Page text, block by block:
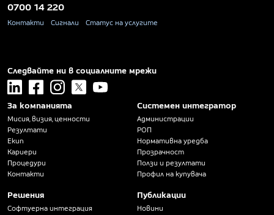
0700 14 220
Контакти Сигнали Статус на услугите
Следвайте ни в социалните мрежи
linkedin facebookinstagram
x youtube
За компанията
Мисия, визия, ценности
Резултати
Екип
Кариери
Процедури
Контакти
Решения
Софтуерна интеграция
Системен интегратор
Администрации
РОП
Нормативна уредба
Прозрачност
Ползи и резултати
Профил на купувача
Публикации
Новини